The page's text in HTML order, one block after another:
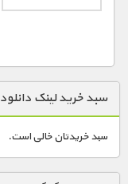
سبد خرید لینک دانلود
سبد خریدتان خالی است.